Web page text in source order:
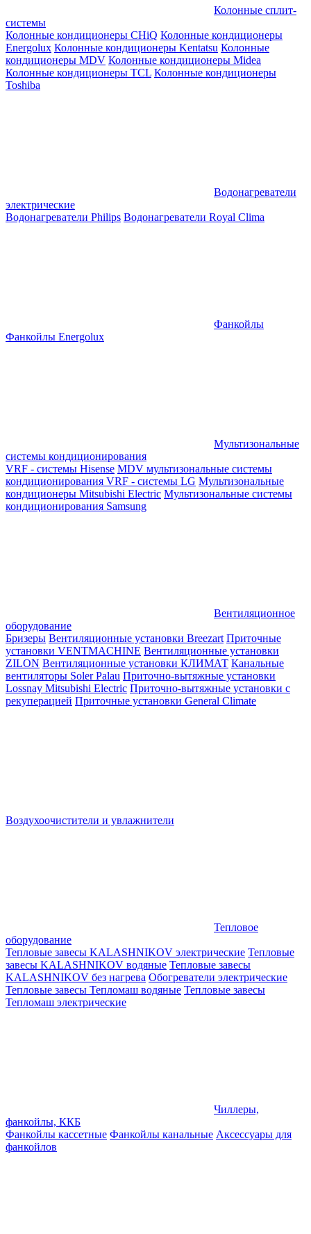
Колонные сплит-
системы
Колонные кондиционеры CHiQ Колонные кондиционеры
Energolux Колонные кондиционеры Kentatsu Колонные
кондиционеры MDV Колонные кондиционеры Midea
Колонные кондиционеры TCL Колонные кондиционеры
Toshiba
Водонагреватели
электрические
Водонагреватели Philips Водонагреватели Royal Clima
Фанкойлы
Фанкойлы Energolux
Мультизональные
системы кондиционирования
VRF - системы Hisense MDV мультизональные системы
кондиционирования VRF - системы LG Мультизональные
кондиционеры Mitsubishi Electric Мультизональные системы
кондиционирования Samsung
Вентиляционное
оборудование
Бризеры Вентиляционные установки Breezart Приточные
установки VENTMACHINE Вентиляционные установки
ZILON Вентиляционные установки КЛИМАТ Канальные
вентиляторы Soler Palau Приточно-вытяжные установки
Lossnay Mitsubishi Electric Приточно-вытяжные установки с
рекуперацией Приточные установки General Climate
Воздухоочистители и увлажнители
Тепловое
оборудование
Тепловые завесы KALASHNIKOV электрические Тепловые
завесы KALASHNIKOV водяные Тепловые завесы
KALASHNIKOV без нагрева Обогреватели электрические
Тепловые завесы Тепломаш водяные Тепловые завесы
Тепломаш электрические
Чиллеры,
фанкойлы, ККБ
Фанкойлы кассетные Фанкойлы канальные Аксессуары для
фанкойлов